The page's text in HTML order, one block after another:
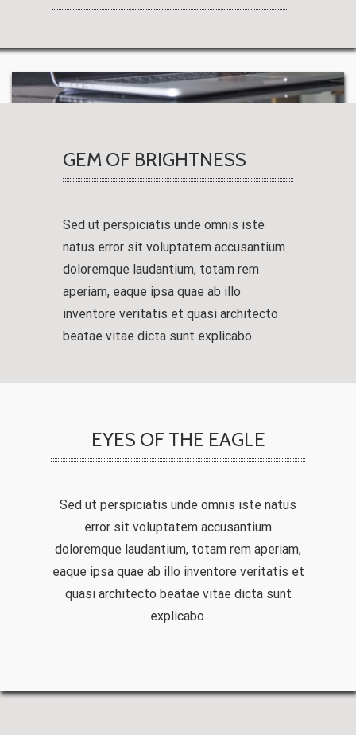
GEM OF BRIGHTNESS
Sed ut perspiciatis unde omnis iste
natus error sit voluptatem accusantium
doloremque laudantium, totam rem
aperiam, eaque ipsa quae ab illo
inventore veritatis et quasi architecto
beatae vitae dicta sunt explicabo.
EYES OF THE EAGLE
Sed ut perspiciatis unde omnis iste natus
error sit voluptatem accusantium
doloremque laudantium, totam rem aperiam,
eaque ipsa quae ab illo inventore veritatis et
quasi architecto beatae vitae dicta sunt
explicabo.